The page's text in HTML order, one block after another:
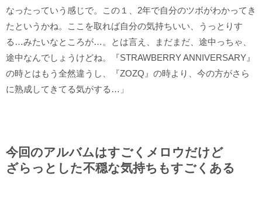
なったっていう感じで。この１、2年で自分のツボがわかってき
たというかね。ここを取れば自分の気持ちいい、うっとりす
る…みたいなところが…。とは言え、まだまだ、途中っちゃ、
途中なんでしょうけどね。『STRAWBERRY ANNIVERSARY』
の時とはもう全然違うし、『ZOZQ』の時より、今の方がさら
に熟成してきてる気がする…」
今回のアルバムはすごくメロウだけど
ざらっとした不穏な気持ちもすごくある